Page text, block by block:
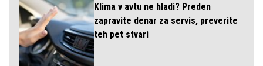
Klima v avtu ne hladi? Preden
zapravite denar za servis, preverite
teh pet stvari